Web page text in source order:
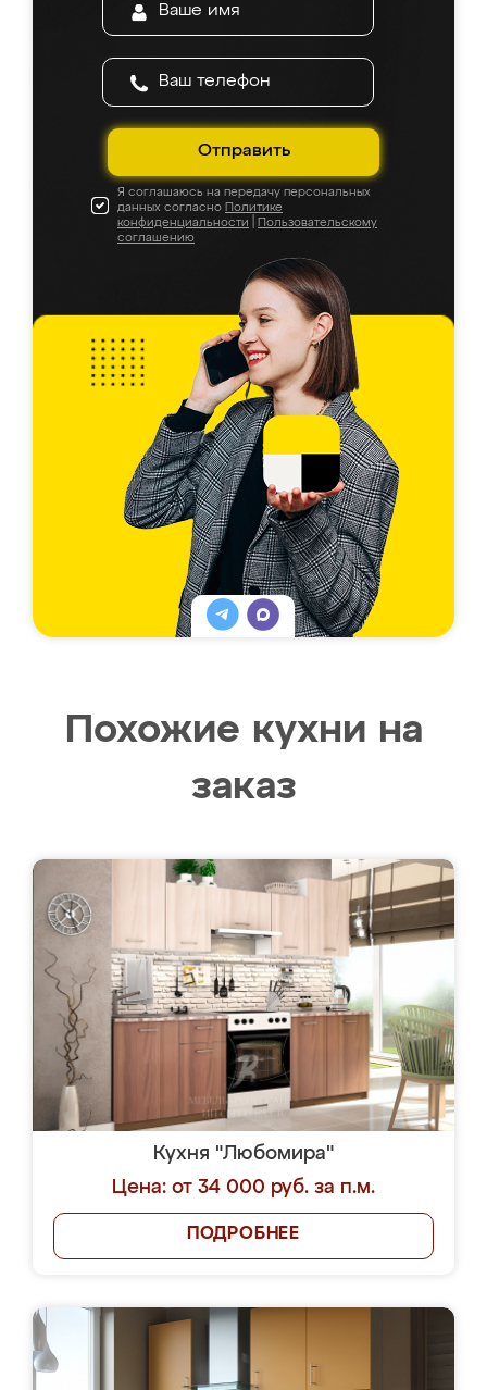
Отправить
Я соглашаюсь на передачу персональных
данных согласно Политике
конфиденциальности
Пользовательскому
соглашению
Похожие кухни на
заказ
Кухня "Любомира"
Цена: от 34 000 руб. за п.м.
ПОДРОБНЕЕ